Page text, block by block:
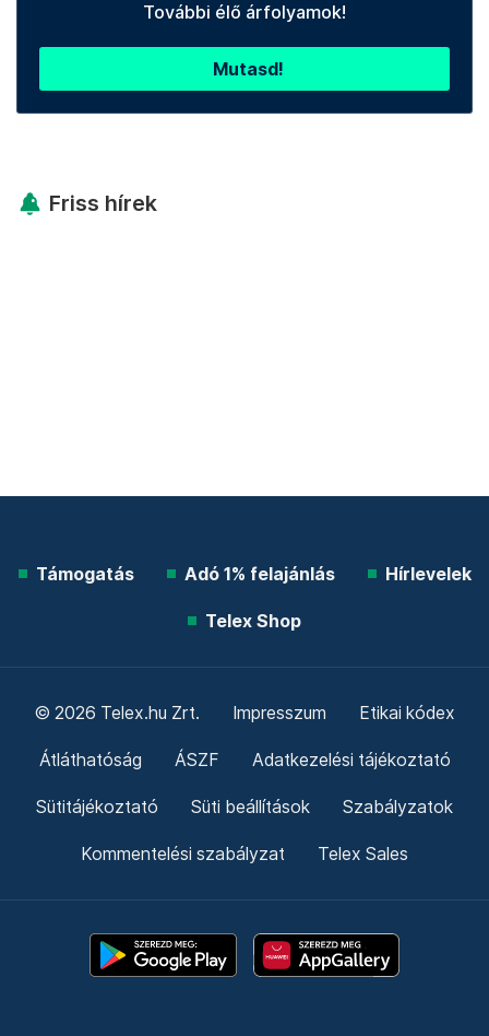
További élő árfolyamok!
Mutasd!
Friss hírek
Támogatás Adó 1% felajánlás Hírlevelek
Telex Shop
© 2026 Telex.hu Zrt. Impresszum Etikai kódex
Átláthatóság ÁSZF Adatkezelési tájékoztató
Sütitájékoztató Süti beállítások Szabályzatok
Kommentelési szabályzat Telex Sales